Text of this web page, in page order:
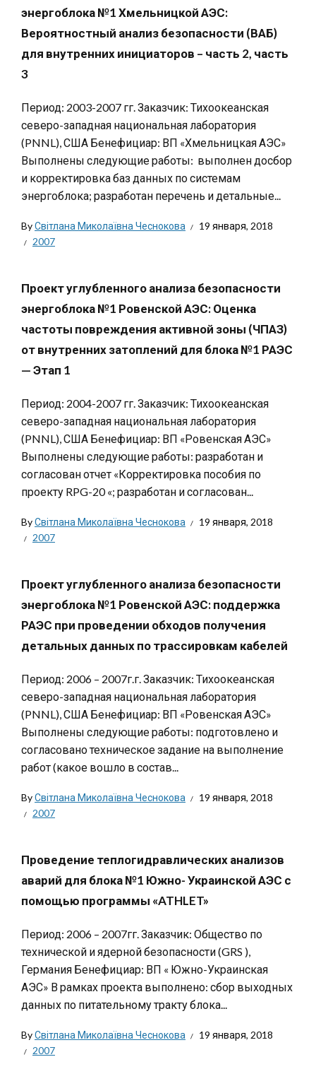
энергоблока №1 Хмельницкой АЭС:
Вероятностный анализ безопасности (ВАБ)
для внутренних инициаторов – часть 2, часть
3
Период: 2003-2007 гг. Заказчик: Тихоокеанская
северо-западная национальная лаборатория
(PNNL), США Бенефициар: ВП «Хмельницкая АЭС»
Выполнены следующие работы: выполнен досбор
и корректировка баз данных по системам
энергоблока; разработан перечень и детальные...
ByСвітлана Миколаївна Чеснокова
19 января, 2018
2007
Проект углубленного анализа безопасности
энергоблока №1 Ровенской АЭС: Оценка
частоты повреждения активной зоны (ЧПАЗ)
от внутренних затоплений для блока №1 РАЭС
— Этап 1
Период: 2004-2007 гг. Заказчик: Тихоокеанская
северо-западная национальная лаборатория
(PNNL), США Бенефициар: ВП «Ровенская АЭС»
Выполнены следующие работы: разработан и
согласован отчет «Корректировка пособия по
проекту RPG-20 «; разработан и согласован...
ByСвітлана Миколаївна Чеснокова
19 января, 2018
2007
Проект углубленного анализа безопасности
энергоблока №1 Ровенской АЭС: поддержка
РАЭС при проведении обходов получения
детальных данных по трассировкам кабелей
Период: 2006 – 2007г.г. Заказчик: Тихоокеанская
северо-западная национальная лаборатория
(PNNL), США Бенефициар: ВП «Ровенская АЭС»
Выполнены следующие работы: подготовлено и
согласовано техническое задание на выполнение
работ (какое вошло в состав...
ByСвітлана Миколаївна Чеснокова
19 января, 2018
2007
Проведение теплогидравлических анализов
аварий для блока №1 Южно- Украинской АЭС с
помощью программы «ATHLET»
Период: 2006 – 2007гг. Заказчик: Общество по
технической и ядерной безопасности (GRS ),
Германия Бенефициар: ВП « Южно-Украинская
АЭС» В рамках проекта выполнено: сбор выходных
данных по питательному тракту блока...
ByСвітлана Миколаївна Чеснокова
19 января, 2018
2007